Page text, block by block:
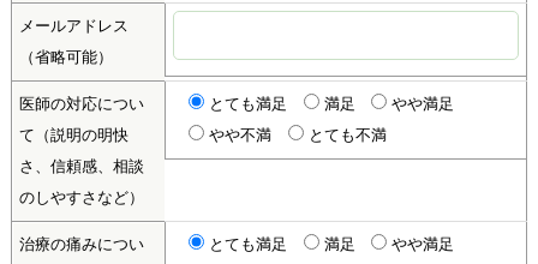
メールアドレス
（省略可能）
医師の対応につい
て（説明の明快
さ、信頼感、相談
のしやすさなど）
とても満足 満足
やや満足
やや不満
とても不満
治療の痛みについ
とても満足 満足
やや満足